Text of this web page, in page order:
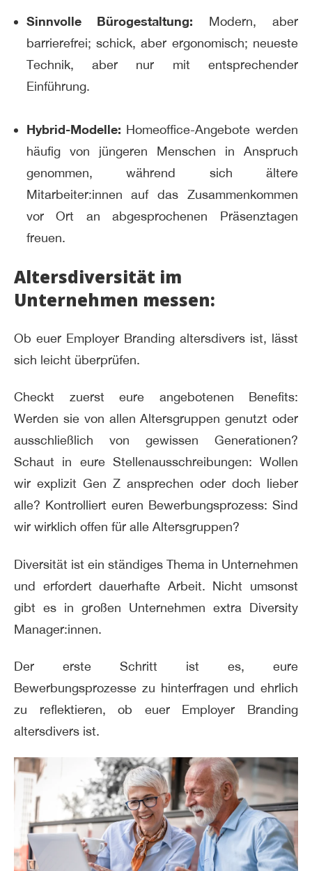
Sinnvolle Bürogestaltung: Modern, aber
barrierefrei; schick, aber ergonomisch; neueste
Technik, aber nur mit entsprechender
Einführung.
Hybrid-Modelle: Homeoffice-Angebote werden
häufig von jüngeren Menschen in Anspruch
genommen, während sich ältere
Mitarbeiter:innen auf das Zusammenkommen
vor Ort an abgesprochenen Präsenztagen
freuen.
Altersdiversität im
Unternehmen messen:
Ob euer Employer Branding altersdivers ist, lässt
sich leicht überprüfen.
Checkt zuerst eure angebotenen Benefits:
Werden sie von allen Altersgruppen genutzt oder
ausschließlich von gewissen Generationen?
Schaut in eure Stellenausschreibungen: Wollen
wir explizit Gen Z ansprechen oder doch lieber
alle? Kontrolliert euren Bewerbungsprozess: Sind
wir wirklich offen für alle Altersgruppen?
Diversität ist ein ständiges Thema in Unternehmen
und erfordert dauerhafte Arbeit. Nicht umsonst
gibt es in großen Unternehmen extra Diversity
Manager:innen.
Der erste Schritt ist es, eure
Bewerbungsprozesse zu hinterfragen und ehrlich
zu reflektieren, ob euer Employer Branding
altersdivers ist.